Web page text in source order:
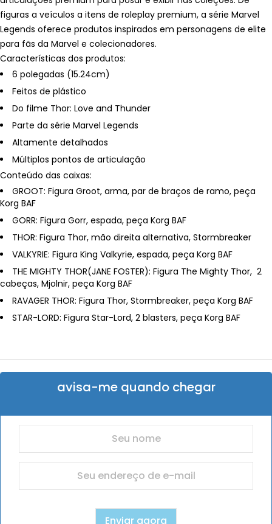
figuras a veículos a itens de roleplay premium, a série Marvel
Legends oferece produtos inspirados em personagens de elite
para fãs da Marvel e colecionadores.
Características dos produtos:
6 polegadas (15.24cm)
Feitos de plástico
Do filme Thor: Love and Thunder
Parte da série Marvel Legends
Altamente detalhados
Múltiplos pontos de articulação
Conteúdo das caixas:
GROOT: Figura Groot, arma, par de braços de ramo, peça
Korg BAF
GORR: Figura Gorr, espada, peça Korg BAF
THOR: Figura Thor, mão direita alternativa, Stormbreaker
VALKYRIE: Figura King Valkyrie, espada, peça Korg BAF
THE MIGHTY THOR(JANE FOSTER): Figura The Mighty Thor, 2
cabeças, Mjolnir, peça Korg BAF
RAVAGER THOR: Figura Thor, Stormbreaker, peça Korg BAF
STAR-LORD: Figura Star-Lord, 2 blasters, peça Korg BAF
avisa-me quando chegar